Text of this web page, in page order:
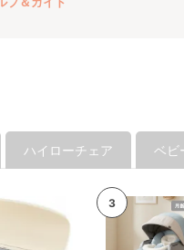
ハイローチェア ベビ